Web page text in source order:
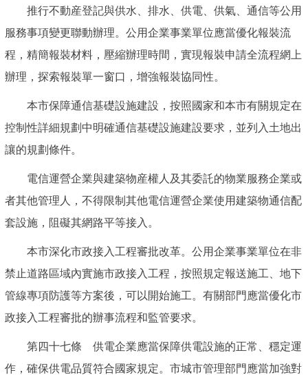
推行不動産登記與供水、排水、供電、供氣、通信等公用
服務事項變更聯動辦理。公用企業事業單位應當優化報裝流
程，精簡報裝材料，壓縮辦理時間，實現報裝申請全流程網上
辦理，探索報裝單一窗口，增強報裝協同性。
本市保障通信基礎設施建設，按照國家和本市有關規定在
控制性詳細規劃中明確通信基礎設施建設要求，並列入土地出
讓的規劃條件。
電信運營企業與建築物産權人及其委託的物業服務企業或
者其他管理人，不得限制其他電信運營企業使用建築物通信配
套設施，阻礙其網路平等接入。
本市深化市政接入工程審批改革。公用企業事業單位在非
禁止道路區域內實施市政接入工程，按照規定報送施工、地下
管線專項防護等方案後，可以開始施工。有關部門應當優化市
政接入工程審批的辦事流程和監管要求。
第四十七條 供電企業應當保障供電設施的正常、穩定運
作，確保供電品質符合國家規定。市城市管理部門應當加強對